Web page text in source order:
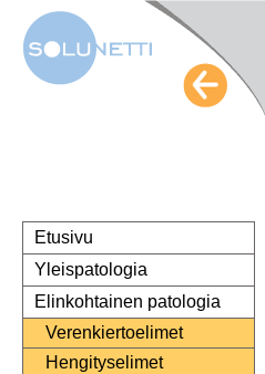
Etusivu
Yleispatologia
Elinkohtainen patologia
Verenkiertoelimet
Hengityselimet